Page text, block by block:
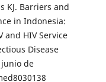
KJ. Barriers and
in Indonesia:
and HIV Service
Disease
de